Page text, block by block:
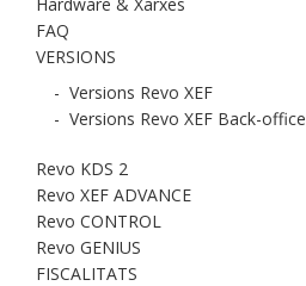
FAQ
VERSIONS
- Versions Revo XEF
- Versions Revo XEF Back-office
Revo KDS 2
Revo XEF ADVANCE
Revo CONTROL
Revo GENIUS
FISCALITATS